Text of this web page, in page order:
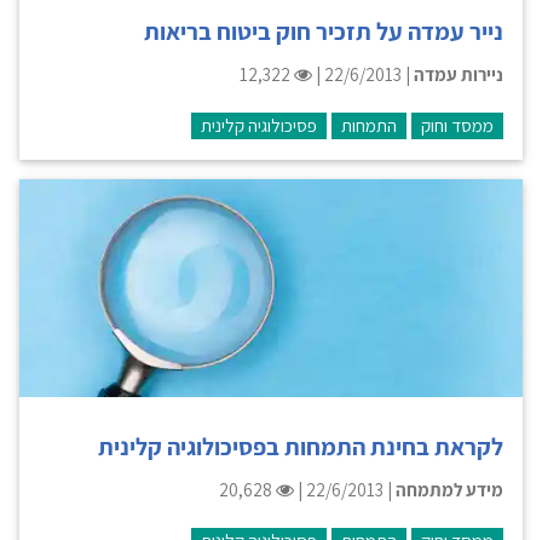
נייר עמדה על תזכיר חוק ביטוח בריאות
ניירות עמדה
ממסד וחוק התמחות פסיכולוגיה קלינית
לקראת בחינת התמחות בפסיכולוגיה קלינית
מידע למתמחה